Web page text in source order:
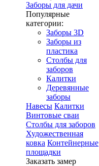
Заборы для дачи
Популярные
категории:
Заборы 3D
Заборы из
пластика
Столбы для
заборов
Калитки
Деревянные
заборы
Навесы Калитки
Винтовые сваи
Столбы для заборов
Художественная
ковка Контейнерные
площадки
Заказать замер